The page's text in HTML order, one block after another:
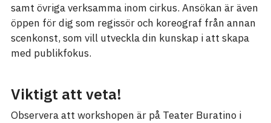
samt övriga verksamma inom cirkus. Ansökan är även
öppen för dig som regissör och koreograf från annan
scenkonst, som vill utveckla din kunskap i att skapa
med publikfokus.
Viktigt att veta!
Observera att workshopen är på Teater Buratino i